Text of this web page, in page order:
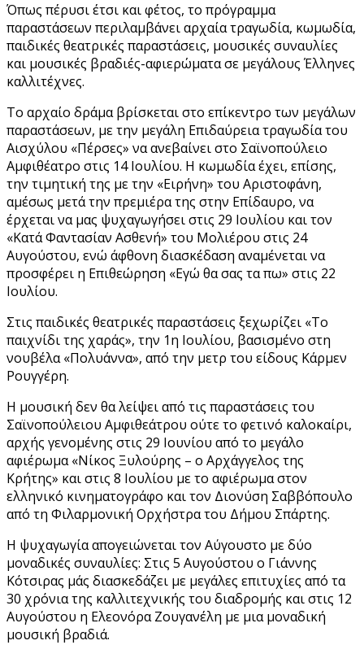
Όπως πέρυσι έτσι και φέτος, το πρόγραμμα
παραστάσεων περιλαμβάνει αρχαία τραγωδία, κωμωδία,
παιδικές θεατρικές παραστάσεις, μουσικές συναυλίες
και μουσικές βραδιές-αφιερώματα σε μεγάλους Έλληνες
καλλιτέχνες.
Το αρχαίο δράμα βρίσκεται στο επίκεντρο των μεγάλων
παραστάσεων, με την μεγάλη Επιδαύρεια τραγωδία του
Αισχύλου «Πέρσες» να ανεβαίνει στο Σαϊνοπούλειο
Αμφιθέατρο στις 14 Ιουλίου. Η κωμωδία έχει, επίσης,
την τιμητική της με την «Ειρήνη» του Αριστοφάνη,
αμέσως μετά την πρεμιέρα της στην Επίδαυρο, να
έρχεται να μας ψυχαγωγήσει στις 29 Ιουλίου και τον
«Κατά Φαντασίαν Ασθενή» του Μολιέρου στις 24
Αυγούστου, ενώ άφθονη διασκέδαση αναμένεται να
προσφέρει η Επιθεώρηση «Εγώ θα σας τα πω» στις 22
Ιουλίου.
Στις παιδικές θεατρικές παραστάσεις ξεχωρίζει «Το
παιχνίδι της χαράς», την 1η Ιουλίου, βασισμένο στη
νουβέλα «Πολυάννα», από την μετρ του είδους Κάρμεν
Ρουγγέρη.
Η μουσική δεν θα λείψει από τις παραστάσεις του
Σαϊνοπούλειου Αμφιθεάτρου ούτε το φετινό καλοκαίρι,
αρχής γενομένης στις 29 Ιουνίου από το μεγάλο
αφιέρωμα «Νίκος Ξυλούρης – ο Αρχάγγελος της
Κρήτης» και στις 8 Ιουλίου με το αφιέρωμα στον
ελληνικό κινηματογράφο και τον Διονύση Σαββόπουλο
από τη Φιλαρμονική Ορχήστρα του Δήμου Σπάρτης.
Η ψυχαγωγία απογειώνεται τον Αύγουστο με δύο
μοναδικές συναυλίες: Στις 5 Αυγούστου ο Γιάννης
Κότσιρας μάς διασκεδάζει με μεγάλες επιτυχίες από τα
30 χρόνια της καλλιτεχνικής του διαδρομής και στις 12
Αυγούστου η Ελεονόρα Ζουγανέλη με μια μοναδική
μουσική βραδιά.